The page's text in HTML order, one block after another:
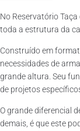
No Reservatório
toda a estrutura da
Construído em
necessidades de
grande altura. Seu
de projetos
O grande diferencial
demais, é que este